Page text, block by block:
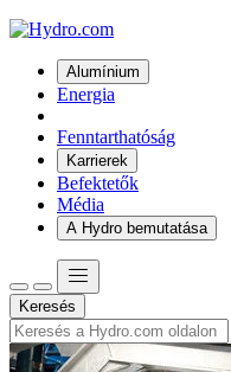
Alumínium
Energia
Fenntarthatóság
Karrierek
Befektetők
Média
A Hydro bemutatása
Keresés